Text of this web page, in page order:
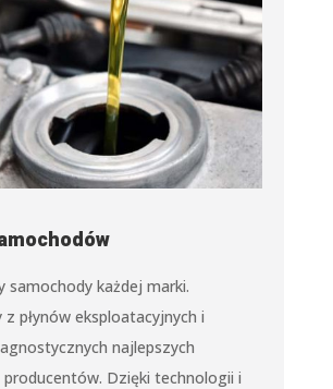
samochody każdej marki.
płynów eksploatacyjnych i
najlepszych
Dzięki technologii i